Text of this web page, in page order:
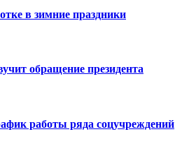
в зимние праздники
обращение президента
работы ряда соцучреждений